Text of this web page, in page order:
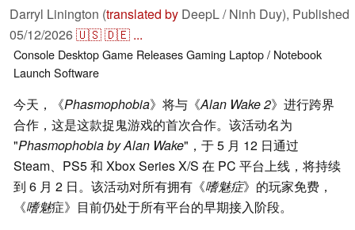
Darryl Linington (translated by DeepL / Ninh Duy), Published
05/12/2026🇺🇸🇩🇪 ...
Console DesktopGame ReleasesGaming Laptop / Notebook
Launch Software
今天，《Phasmophobia》将与《Alan Wake 2》进行跨界
合作，这是这款捉鬼游戏的首次合作。该活动名为
"Phasmophobia by Alan Wake"，于 5 月 12 日通过
Steam、PS5 和 Xbox Series X/S 在 PC 平台上线，将持续
到 6 月 2 日。该活动对所有拥有《嗜魅症》的玩家免费，
《嗜魅症》目前仍处于所有平台的早期接入阶段。